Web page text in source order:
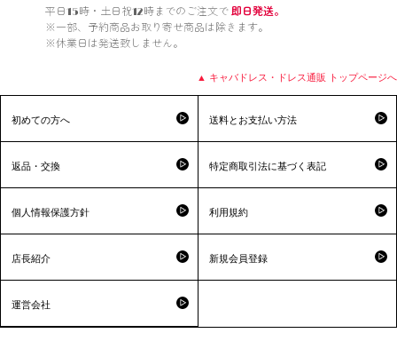
平日15時・土日祝12時までのご注文で 即日発送。
※一部、予約商品お取り寄せ商品は除きます。
※休業日は発送致しません。
▲ キャバドレス・ドレス通販 トップページへ
初めての方へ 送料とお支払い方法
返品・交換 特定商取引法に基づく表記
個人情報保護方針 利用規約
店長紹介 新規会員登録
運営会社